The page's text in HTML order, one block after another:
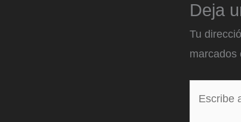
Deja
Tu
marcados